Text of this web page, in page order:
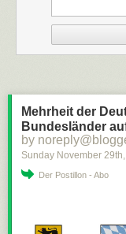
Mehrheit der
Bundesländer
by
Sunday November 29th
Der Postillon - Abo